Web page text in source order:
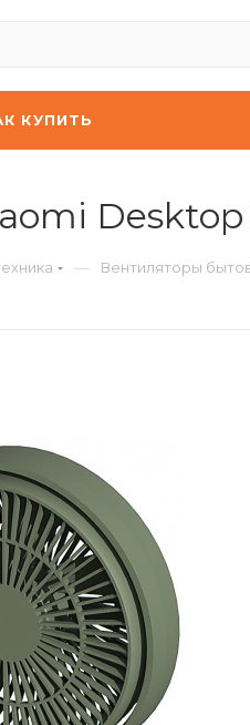
КУПИТЬ
— Вентиляторы